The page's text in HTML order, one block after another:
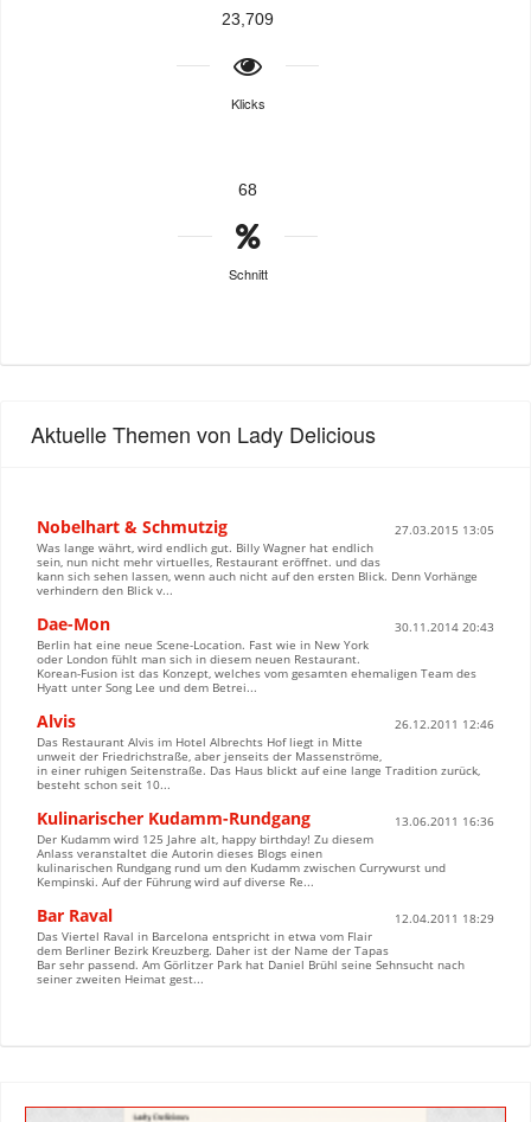
23,709
Klicks
68
Schnitt
Aktuelle Themen von Lady Delicious
Nobelhart & Schmutzig
27.03.2015 13:05
Was lange währt, wird endlich gut. Billy Wagner hat endlich
sein, nun nicht mehr virtuelles, Restaurant eröffnet. und das
kann sich sehen lassen, wenn auch nicht auf den ersten Blick. Denn Vorhänge
verhindern den Blick v...
Dae-Mon
30.11.2014 20:43
Berlin hat eine neue Scene-Location. Fast wie in New York
oder London fühlt man sich in diesem neuen Restaurant.
Korean-Fusion ist das Konzept, welches vom gesamten ehemaligen Team des
Hyatt unter Song Lee und dem Betrei...
Alvis
26.12.2011 12:46
Das Restaurant Alvis im Hotel Albrechts Hof liegt in Mitte
unweit der Friedrichstraße, aber jenseits der Massenströme,
in einer ruhigen Seitenstraße. Das Haus blickt auf eine lange Tradition zurück,
besteht schon seit 10...
Kulinarischer Kudamm-Rundgang
13.06.2011 16:36
Der Kudamm wird 125 Jahre alt, happy birthday! Zu diesem
Anlass veranstaltet die Autorin dieses Blogs einen
kulinarischen Rundgang rund um den Kudamm zwischen Currywurst und
Kempinski. Auf der Führung wird auf diverse Re...
Bar Raval
12.04.2011 18:29
Das Viertel Raval in Barcelona entspricht in etwa vom Flair
dem Berliner Bezirk Kreuzberg. Daher ist der Name der Tapas
Bar sehr passend. Am Görlitzer Park hat Daniel Brühl seine Sehnsucht nach
seiner zweiten Heimat gest...